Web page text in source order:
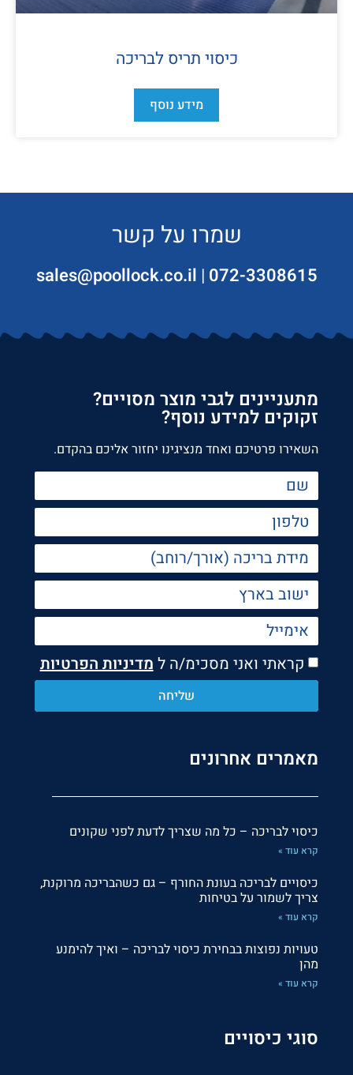
כיסוי תריס לבריכה
מידע נוסף
שמרו על קשר
072-3308615
|
sales@poollock.co.il
סוגי כיסויים
מאמרים אחרונים
כיסוי לבריכה – כל מה שצריך לדעת לפני שקונים
קרא עוד »
כיסויים לבריכה בעונת החורף – גם כשהבריכה מרוקנת,
צריך לשמור על בטיחות
קרא עוד »
טעויות נפוצות בבחירת כיסוי לבריכה – ואיך להימנע
מהן
קרא עוד »
מתעניינים לגבי מוצר מסויים?
זקוקים למידע נוסף?
השאירו פרטיכם ואחד מנציגינו יחזור אליכם בהקדם.
קראתי ואני מסכימ/ה ל מדיניות הפרטיות
שליחה